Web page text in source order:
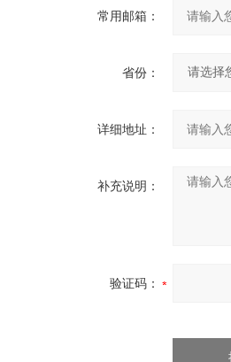
常用邮箱：
省份：
详细地址：
补充说明：
验证码：